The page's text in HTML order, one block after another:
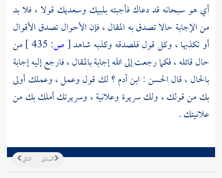
أي هو سبحانه قد دعاك فأجبته بلبيك وسعديك قولا ، فلا بد
من الإجابة حالا تصدق به المقال ، فإن الأحوال تصدق الأقوال
أو تكذبها ، وكل قول فلصدقه وكذبه شاهد[ص:
من
حال قائله ، فكما رجعت إلى الله إجابة بالمقال ، فارجع إليه إجابة
بالحال ، قالالحسن: ابن آدم ؟ لك قول وعمل ، وعملك أولى
بك من قولك ، ولك سريرة وعلانية ، وسريرتك أملك بك من
علانيتك .
التالي السابق